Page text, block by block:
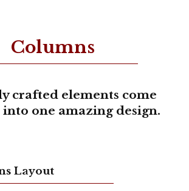
Columns
crafted elements come
one amazing design.
Layout